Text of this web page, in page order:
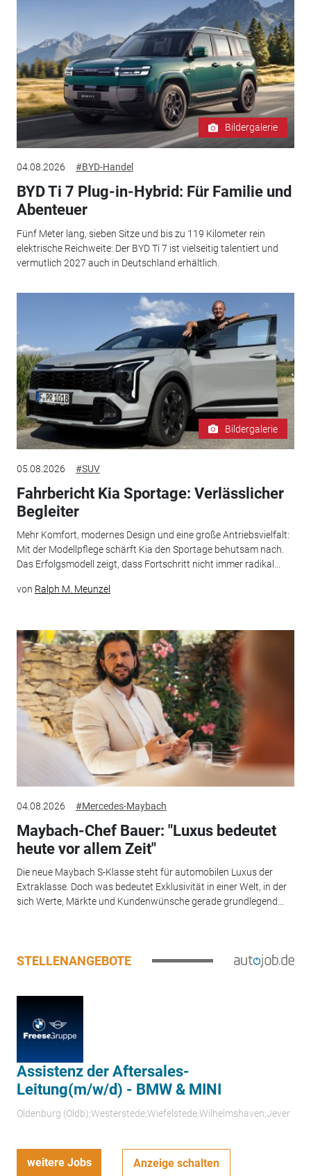
Bildergalerie
04.08.2026 #BYD-Handel
BYD Ti 7 Plug-in-Hybrid: Für Familie und
Abenteuer
Fünf Meter lang, sieben Sitze und bis zu 119 Kilometer rein
elektrische Reichweite: Der BYD Ti 7 ist vielseitig talentiert und
vermutlich 2027 auch in Deutschland erhältlich.
Bildergalerie
05.08.2026 #SUV
Fahrbericht Kia Sportage: Verlässlicher
Begleiter
Mehr Komfort, modernes Design und eine große Antriebsvielfalt:
Mit der Modellpflege schärft Kia den Sportage behutsam nach.
Das Erfolgsmodell zeigt, dass Fortschritt nicht immer radikal...
von Ralph M. Meunzel
04.08.2026 #Mercedes-Maybach
Maybach-Chef Bauer: "Luxus bedeutet
heute vor allem Zeit"
Die neue Maybach S-Klasse steht für automobilen Luxus der
Extraklasse. Doch was bedeutet Exklusivität in einer Welt, in der
sich Werte, Märkte und Kundenwünsche gerade grundlegend...
STELLENANGEBOTE
Assistenz der Aftersales-
Leitung(m/w/d) - BMW & MINI
Oldenburg (Oldb);Westerstede;Wiefelstede;Wilhelmshaven;Jever
weitere Jobs Anzeige schalten